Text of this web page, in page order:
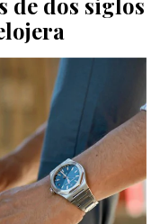
de dos siglos